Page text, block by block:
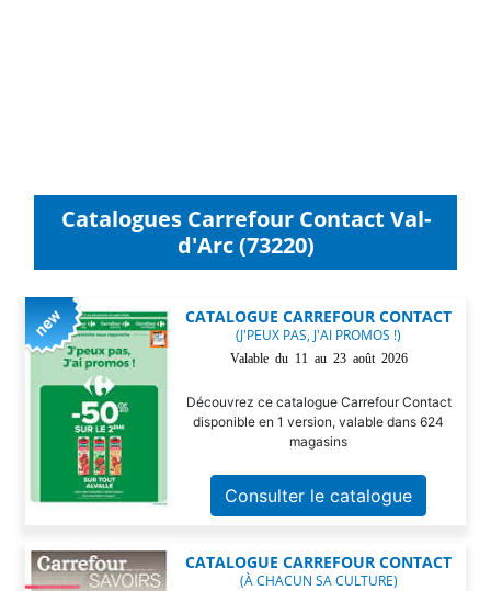
Catalogues Carrefour Contact Val-
d'Arc (73220)
CATALOGUE CARREFOUR CONTACT
(J'PEUX PAS, J'AI PROMOS !)
Valable du 11 au 23 août 2026
Découvrez ce catalogue Carrefour Contact
disponible en 1 version, valable dans 624
magasins
Consulter le catalogue
CATALOGUE CARREFOUR CONTACT
(À CHACUN SA CULTURE)